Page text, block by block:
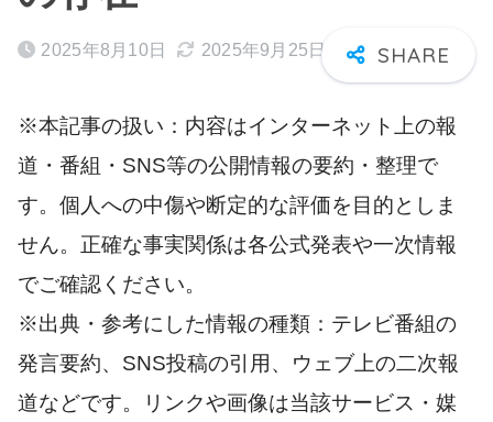
2025年8月10日 2025年9月25日
※本記事の扱い：内容はインターネット上の報
道・番組・SNS等の公開情報の要約・整理で
す。個人への中傷や断定的な評価を目的としま
せん。正確な事実関係は各公式発表や一次情報
でご確認ください。
※出典・参考にした情報の種類：テレビ番組の
発言要約、SNS投稿の引用、ウェブ上の二次報
道などです。リンクや画像は当該サービス・媒